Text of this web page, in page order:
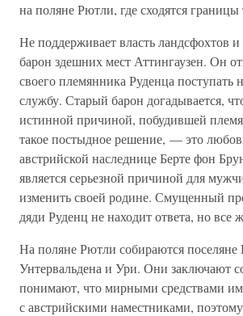
на поляне Рютли, где сходятся границы
Не поддерживает власть ландсфохтов
барон здешних мест Аттингаузен. Он
своего племянника Руденца поступать
службу. Старый барон догадывается,
истинной причиной, побудившей
такое постыдное решение, — это
австрийской наследнице Берте фон
является серьезной причиной для
изменить своей родине. Смущенный
дяди Руденц не находит ответа, но все
На поляне Рютли собираются
Унтервальдена и Ури. Они заключают
понимают, что мирными средствами им
с австрийскими наместниками,